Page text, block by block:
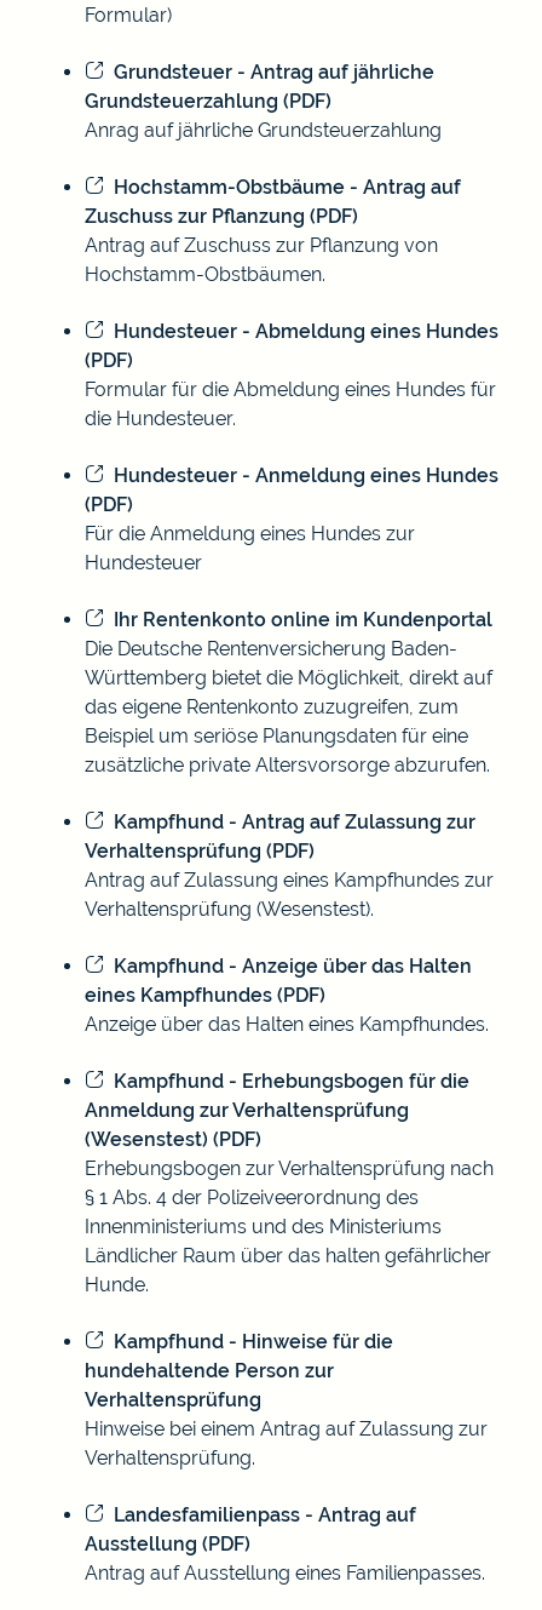
Formular)
Grundsteuer - Antrag auf jährliche
Grundsteuerzahlung (PDF)
Anrag auf jährliche Grundsteuerzahlung
Hochstamm-Obstbäume - Antrag auf
Zuschuss zur Pflanzung (PDF)
Antrag auf Zuschuss zur Pflanzung von
Hochstamm-Obstbäumen.
Hundesteuer - Abmeldung eines Hundes
(PDF)
Formular für die Abmeldung eines Hundes für
die Hundesteuer.
Hundesteuer - Anmeldung eines Hundes
(PDF)
Für die Anmeldung eines Hundes zur
Hundesteuer
Ihr Rentenkonto online im Kundenportal
Die Deutsche Rentenversicherung Baden-
Württemberg bietet die Möglichkeit, direkt auf
das eigene Rentenkonto zuzugreifen, zum
Beispiel um seriöse Planungsdaten für eine
zusätzliche private Altersvorsorge abzurufen.
Kampfhund - Antrag auf Zulassung zur
Verhaltensprüfung (PDF)
Antrag auf Zulassung eines Kampfhundes zur
Verhaltensprüfung (Wesenstest).
Kampfhund - Anzeige über das Halten
eines Kampfhundes (PDF)
Anzeige über das Halten eines Kampfhundes.
Kampfhund - Erhebungsbogen für die
Anmeldung zur Verhaltensprüfung
(Wesenstest) (PDF)
Erhebungsbogen zur Verhaltensprüfung nach
§ 1 Abs. 4 der Polizeiveerordnung des
Innenministeriums und des Ministeriums
Ländlicher Raum über das halten gefährlicher
Hunde.
Kampfhund - Hinweise für die
hundehaltende Person zur
Verhaltensprüfung
Hinweise bei einem Antrag auf Zulassung zur
Verhaltensprüfung.
Landesfamilienpass - Antrag auf
Ausstellung (PDF)
Antrag auf Ausstellung eines Familienpasses.